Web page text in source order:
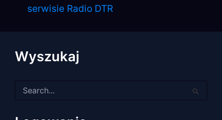
serwisie Radio DTR
Wyszukaj
dla: